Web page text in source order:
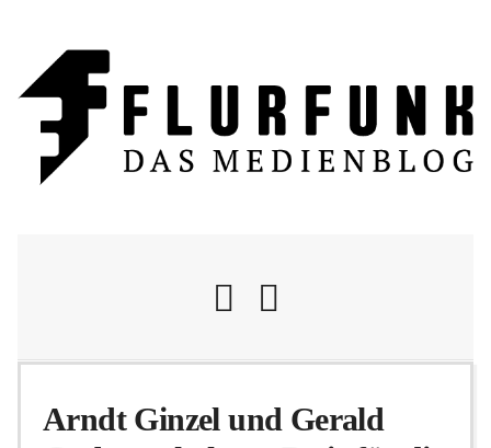
Nachrichten
Arndt Ginzel und Gerald